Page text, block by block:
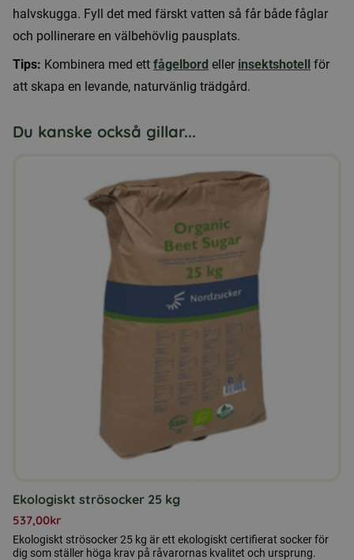
halvskugga. Fyll det med färskt vatten så får både fåglar
och pollinerare en välbehövlig pausplats.
Tips: Kombinera med ett fågelbord eller insektshotell för
att skapa en levande, naturvänlig trädgård.
Du kanske också gillar...
Ekologiskt strösocker 25 kg
537,00kr
Ekologiskt strösocker 25 kg är ett ekologiskt certifierat socker för
dig som ställer höga krav på råvarornas kvalitet och ursprung.